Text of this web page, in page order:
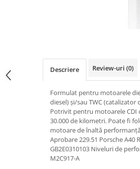
Descriere Review-uri (0)
Formulat pentru motoarele
diesel) și/sau TWC
Potrivit pentru motoarele CDI
30.000 de kilometri. Poate fi
motoare de înaltă
Aprobare 229.51 Porsche A40
GB2E0310103 Niveluri de
M2C917-A